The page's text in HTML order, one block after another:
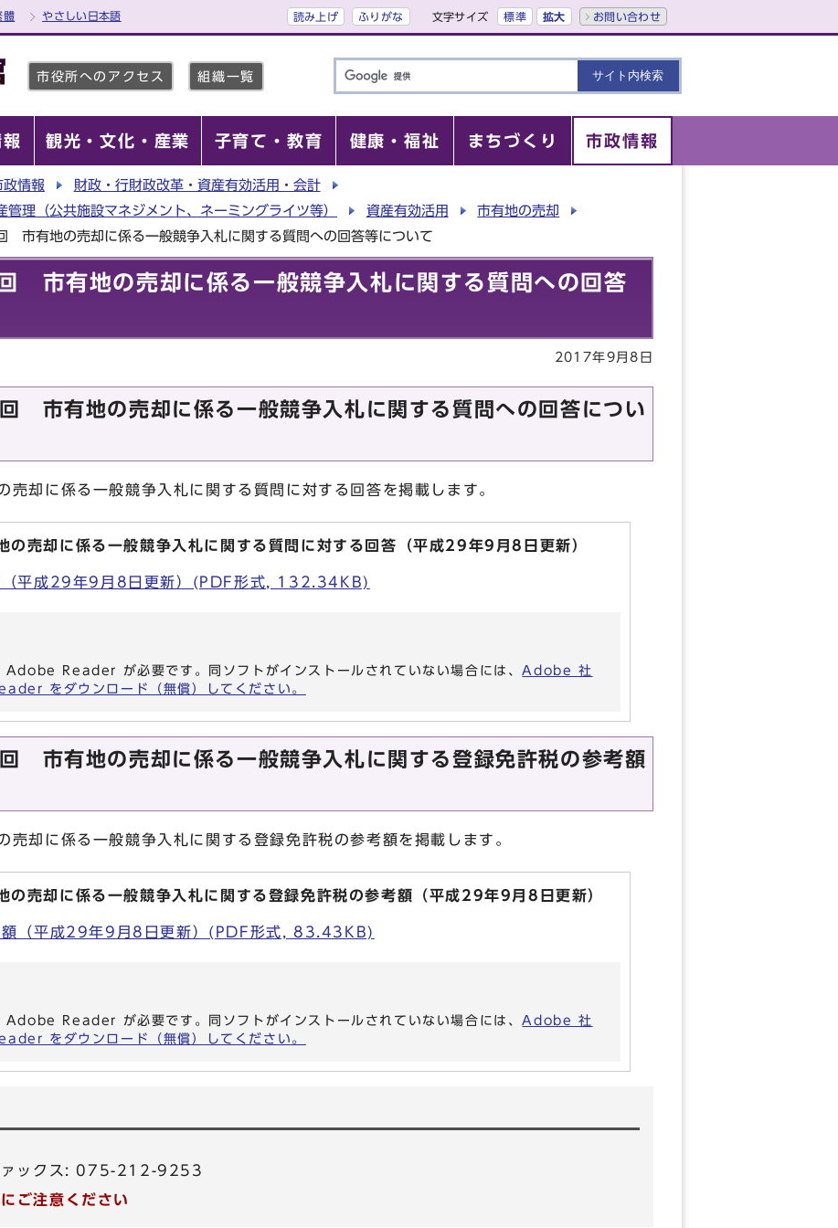
體 やさしい日本語 読み上げ ふりがな 文字サイズ 標準 拡大 お問い合わせ
市役所へのアクセス 組織一覧
観光・文化・産業 子育て・教育 健康・福祉 まちづくり 市政情報
政情報
財政・行財政改革・資産有効活用・会計
管理（公共施設マネジメント、ネーミングライツ等）
資産有効活用
市有地の売却
有地の売却に係る一般競争入札に関する質問への回答等について
市有地の売却に係る一般競争入札に関する質問への回答
2017年9月8日
市有地の売却に係る一般競争入札に関する質問への回答につい
却に係る一般競争入札に関する質問に対する回答を掲載します。
売却に係る一般競争入札に関する質問に対する回答（平成29年9月8日更新）
（平成29年9月8日更新）(PDF形式, 132.34KB)
Adobe Reader が必要です。同ソフトがインストールされていない場合には、Adobe 社
をダウンロード（無償）してください。
市有地の売却に係る一般競争入札に関する登録免許税の参考額
却に係る一般競争入札に関する登録免許税の参考額を掲載します。
売却に係る一般競争入札に関する登録免許税の参考額（平成29年9月8日更新）
額（平成29年9月8日更新）(PDF形式, 83.43KB)
Adobe Reader が必要です。同ソフトがインストールされていない場合には、Adobe 社
をダウンロード（無償）してください。
ックス: 075-212-9253
ご注意ください